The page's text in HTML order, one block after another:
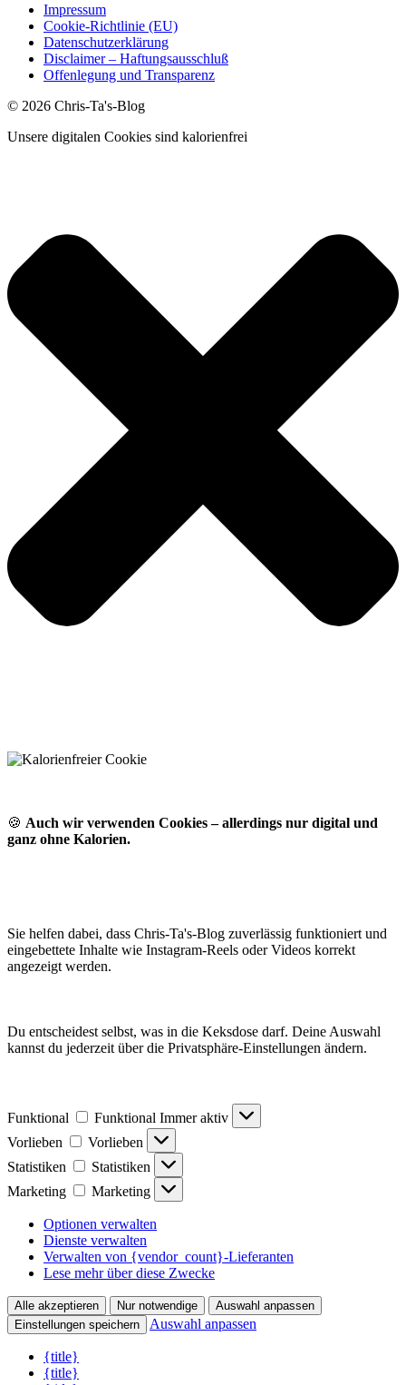
Impressum
Cookie-Richtlinie (EU)
Datenschutzerklärung
Disclaimer – Haftungsausschluß
Offenlegung und Transparenz
© 2026 Chris-Ta's-Blog
Unsere digitalen Cookies sind kalorienfrei
🍪 Auch wir verwenden Cookies – allerdings nur digital und
ganz ohne Kalorien.
Sie helfen dabei, dass Chris-Ta's-Blog zuverlässig funktioniert und
eingebettete Inhalte wie Instagram-Reels oder Videos korrekt
angezeigt werden.
Du entscheidest selbst, was in die Keksdose darf. Deine Auswahl
kannst du jederzeit über die Privatsphäre-Einstellungen ändern.
Funktional Funktional Immer aktiv
Vorlieben
Vorlieben
Statistiken
Statistiken
Marketing
Marketing
Optionen verwalten
Dienste verwalten
Verwalten von {vendor_count}-Lieferanten
Lese mehr über diese Zwecke
Alle akzeptieren Nur notwendige
Auswahl anpassen
Einstellungen speichern
Auswahl anpassen
{title}
{title}